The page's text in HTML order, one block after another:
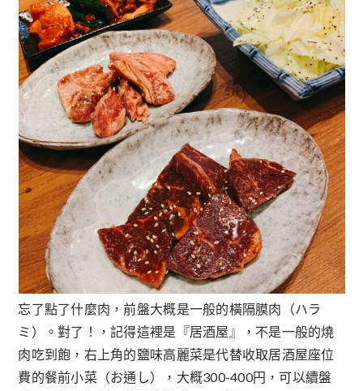
忘了點了什麼肉，前盤大概是一般的橫隔膜肉（ハラ
ミ）。對了！，記得這裡是『居酒屋』，不是一般的燒
肉吃到飽，右上角的鹽味高麗菜是代替收取居酒屋座位
費的餐前小菜（お通し），大概300-400円，可以續盤